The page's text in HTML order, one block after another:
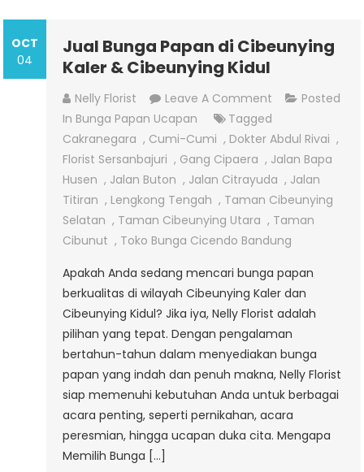
OCT
04
Jual Bunga Papan di Cibeunying
Kaler & Cibeunying Kidul
Nelly Florist Leave A Comment On
Bunga
Papan
Di
Cibeunying
Kaler
&
Kidul
Posted
In Bunga Papan Ucapan
Tagged
Cakranegara , Cumi-Cumi , Dokter Abdul Rivai ,
Florist Sersanbajuri , Gang Cipaera , Jalan Bapa
Husen , Jalan Buton , Jalan Citrayuda , Jalan
Titiran , Lengkong Tengah , Taman Cibeunying
Selatan , Taman Cibeunying Utara , Taman
Cibunut , Toko Bunga Cicendo Bandung
Apakah Anda sedang mencari bunga papan
berkualitas di wilayah Cibeunying Kaler dan
Cibeunying Kidul? Jika iya, Nelly Florist adalah
pilihan yang tepat. Dengan pengalaman
bertahun-tahun dalam menyediakan bunga
papan yang indah dan penuh makna, Nelly Florist
siap memenuhi kebutuhan Anda untuk berbagai
acara penting, seperti pernikahan, acara
peresmian, hingga ucapan duka cita. Mengapa
Memilih Bunga […]